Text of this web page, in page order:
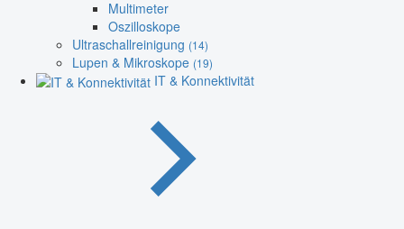
Multimeter
Oszilloskope
Ultraschallreinigung (14)
Lupen & Mikroskope (19)
IT & Konnektivität